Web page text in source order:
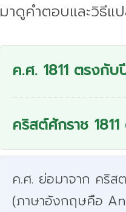
มาดูคำตอบและวิธีแ
ค.ศ. 1811 ตรงกั
คริสต์ศักราช
ค.ศ. ย่อมาจาก คริส
(ภาษาอังกฤษคือ